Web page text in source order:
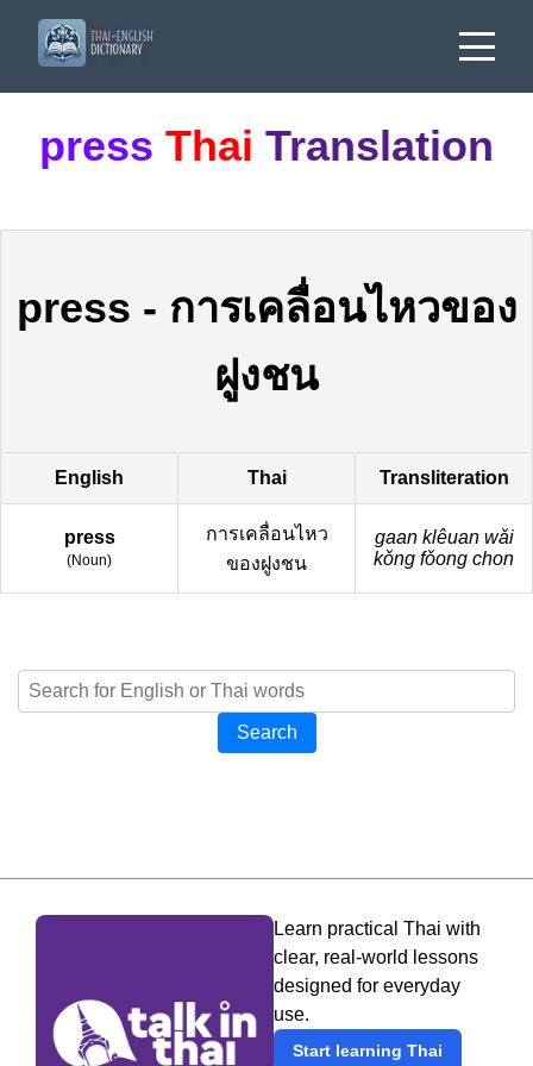
press Thai Translation
press - การเคลื่อนไหวของ
ฝูงชน
English Thai Transliteration
press
(Noun)
การเคลื่อนไหว
ของฝูงชน
gaan klêuan wǎi
kǒng fǒong chon
Search
Learn practical Thai with
clear, real-world lessons
designed for everyday
use.
Start learning Thai